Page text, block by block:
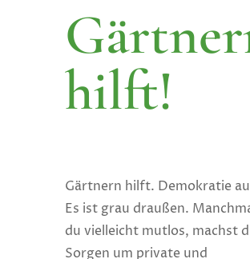
hilft!
Gärtnern hilft. Demokratie
Es ist grau draußen.
du vielleicht mutlos, machst
Sorgen um private und